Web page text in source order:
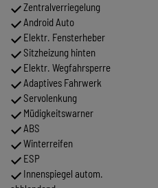
Zentralverriegelung
Android Auto
Elektr. Fensterheber
Sitzheizung hinten
Elektr. Wegfahrsperre
Adaptives Fahrwerk
Servolenkung
Müdigkeitswarner
ABS
Winterreifen
ESP
Innenspiegel autom.